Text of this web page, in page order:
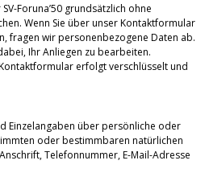
Foruna’50 grundsätzlich ohne
Wenn Sie über unser Kontaktformular
fragen wir personenbezogene Daten ab.
Ihr Anliegen zu bearbeiten.
erfolgt verschlüsselt und
Einzelangaben über persönliche oder
oder bestimmbaren natürlichen
Telefonnummer, E-Mail-Adresse